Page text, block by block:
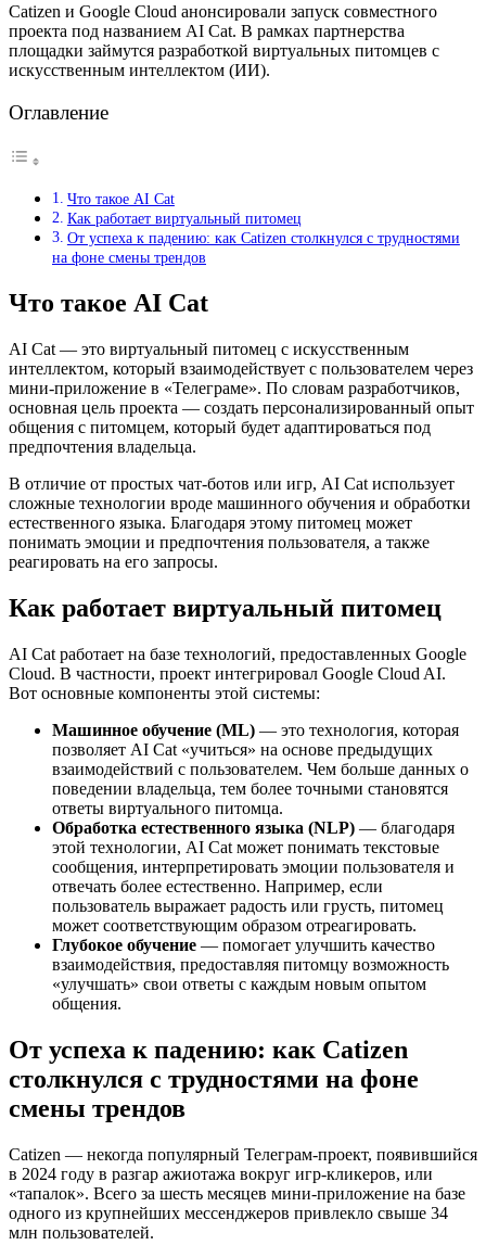
Catizen и Google Cloud анонсировали запуск совместного
проекта под названием AI Cat. В рамках партнерства
площадки займутся разработкой виртуальных питомцев c
искусственным интеллектом (ИИ).
Оглавление
Что такое AI Cat
Как работает виртуальный питомец
От успеха к падению: как Catizen столкнулся с трудностями
на фоне смены трендов
Что такое AI Cat
AI Cat — это виртуальный питомец с искусственным
интеллектом, который взаимодействует с пользователем через
мини-приложение в «Телеграме». По словам разработчиков,
основная цель проекта — создать персонализированный опыт
общения с питомцем, который будет адаптироваться под
предпочтения владельца.
В отличие от простых чат-ботов или игр, AI Cat использует
сложные технологии вроде машинного обучения и обработки
естественного языка. Благодаря этому питомец может
понимать эмоции и предпочтения пользователя, а также
реагировать на его запросы.
Как работает виртуальный питомец
AI Cat работает на базе технологий, предоставленных Google
Cloud. В частности, проект интегрировал Google Cloud AI.
Вот основные компоненты этой системы:
Машинное обучение (ML) — это технология, которая
позволяет AI Cat «учиться» на основе предыдущих
взаимодействий с пользователем. Чем больше данных о
поведении владельца, тем более точными становятся
ответы виртуального питомца.
Обработка естественного языка (NLP) — благодаря
этой технологии, AI Cat может понимать текстовые
сообщения, интерпретировать эмоции пользователя и
отвечать более естественно. Например, если
пользователь выражает радость или грусть, питомец
может соответствующим образом отреагировать.
Глубокое обучение — помогает улучшить качество
взаимодействия, предоставляя питомцу возможность
«улучшать» свои ответы с каждым новым опытом
общения.
От успеха к падению: как Catizen
столкнулся с трудностями на фоне
смены трендов
Catizen — некогда популярный Телеграм-проект, появившийся
в 2024 году в разгар ажиотажа вокруг игр-кликеров, или
«тапалок». Всего за шесть месяцев мини-приложение на базе
одного из крупнейших мессенджеров привлекло свыше 34
млн пользователей.